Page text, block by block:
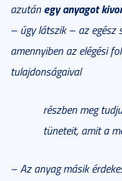
azutánegy anyagot
– úgy látszik – az egész
amennyiben az elégési
tulajdonságaival
részben meg
tüneteit, amit a
– Az anyag másik